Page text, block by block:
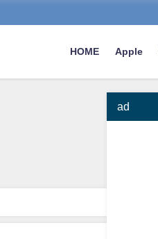
HOME Apple
ad